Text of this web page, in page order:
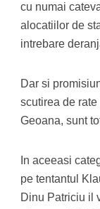
cu numai
alocatiilor de
intrebare
Dar si
scutirea de
Geoana, sunt
In aceeasi
pe tentantul
Dinu Patriciu il